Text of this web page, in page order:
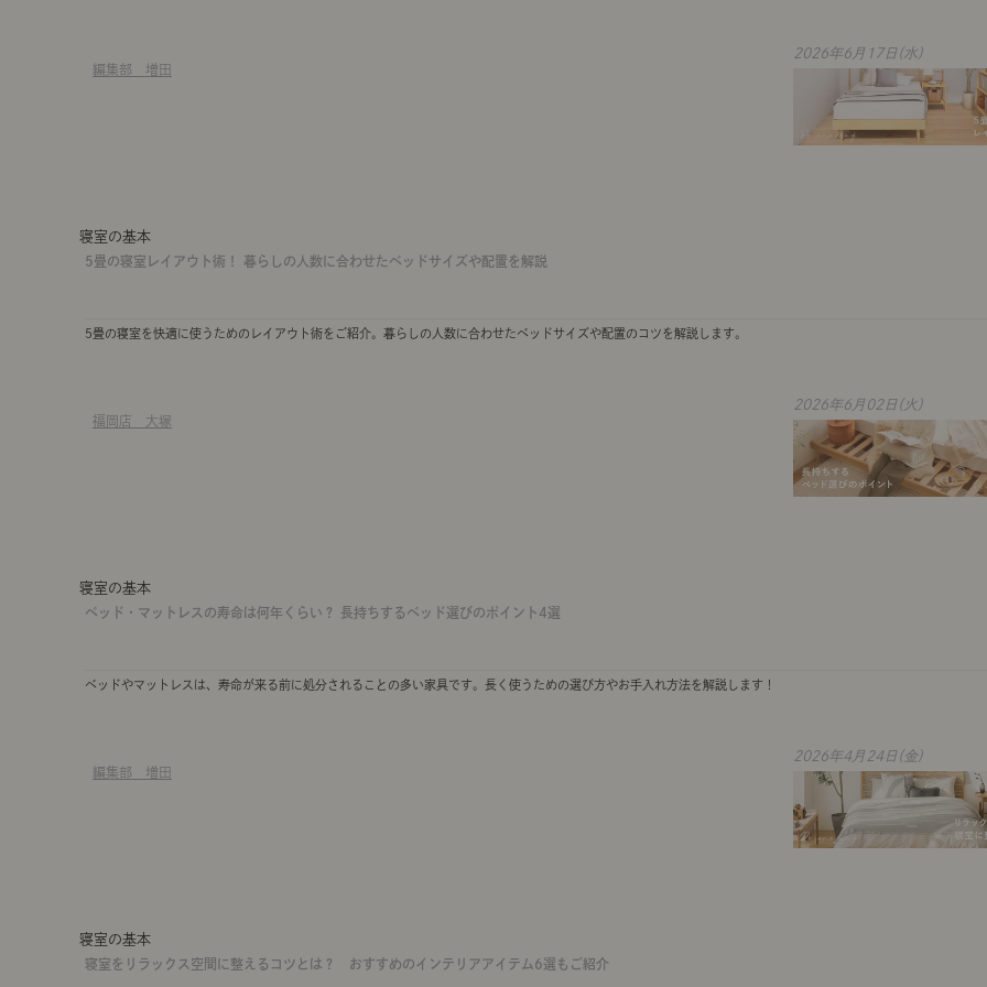
編集部 増田
2026年6月17日(水)
寝室の基本
5畳の寝室レイアウト術！ 暮らしの人数に合わせたベッドサイズや配置を解説
5畳の寝室を快適に使うためのレイアウト術をご紹介。暮らしの人数に合わせたベッドサイズや配置のコツを解説します。
福岡店 大塚
2026年6月02日(火)
寝室の基本
ベッド・マットレスの寿命は何年くらい？ 長持ちするベッド選びのポイント4選
ベッドやマットレスは、寿命が来る前に処分されることの多い家具です。長く使うための選び方やお手入れ方法を解説します！
編集部 増田
2026年4月24日(金)
寝室の基本
寝室をリラックス空間に整えるコツとは？ おすすめのインテリアアイテム6選もご紹介